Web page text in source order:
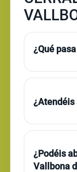
¿Qué
¿Atendéis
¿Podéis
Vallbona